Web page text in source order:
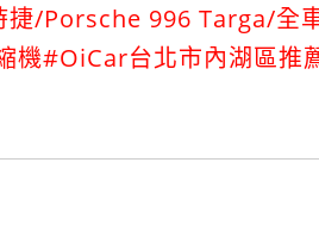
捷/Porsche 996 Targa/全
機#OiCar台北市內湖區推